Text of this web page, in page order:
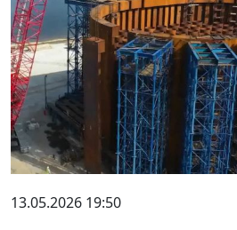
13.05.2026 19:50